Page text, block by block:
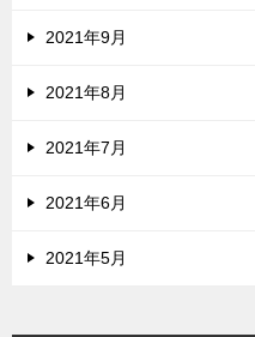
2021年9月
2021年8月
2021年7月
2021年6月
2021年5月